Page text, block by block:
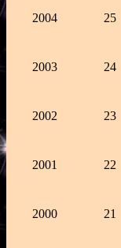
2004 25
2003 24
2002 23
2001 22
2000 21